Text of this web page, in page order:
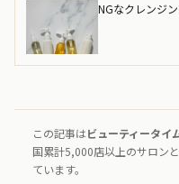
NGなクレンジ
この記事はビューティータイ
国累計5,000店以上のサロン
ています。